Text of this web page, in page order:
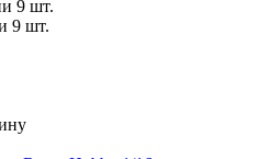
9 шт.
9 шт.